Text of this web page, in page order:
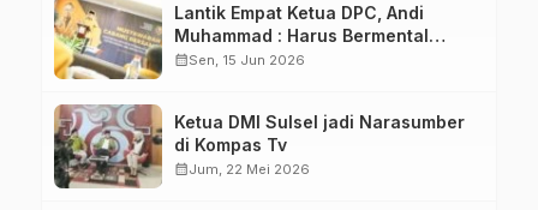
Lantik Empat Ketua DPC, Andi
Muhammad : Harus Bermental
Pejuang
calendar_monthSen, 15 Jun 2026
Ketua DMI Sulsel jadi Narasumber
di Kompas Tv
calendar_monthJum, 22 Mei 2026